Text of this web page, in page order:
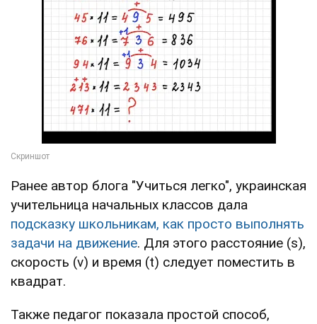
Ранее автор блога "Учиться легко", украинская
учительница начальных классов дала
подсказку школьникам, как просто выполнять
задачи на движение. Для этого расстояние (s),
скорость (v) и время (t) следует поместить в
квадрат.
Также педагог показала простой способ,